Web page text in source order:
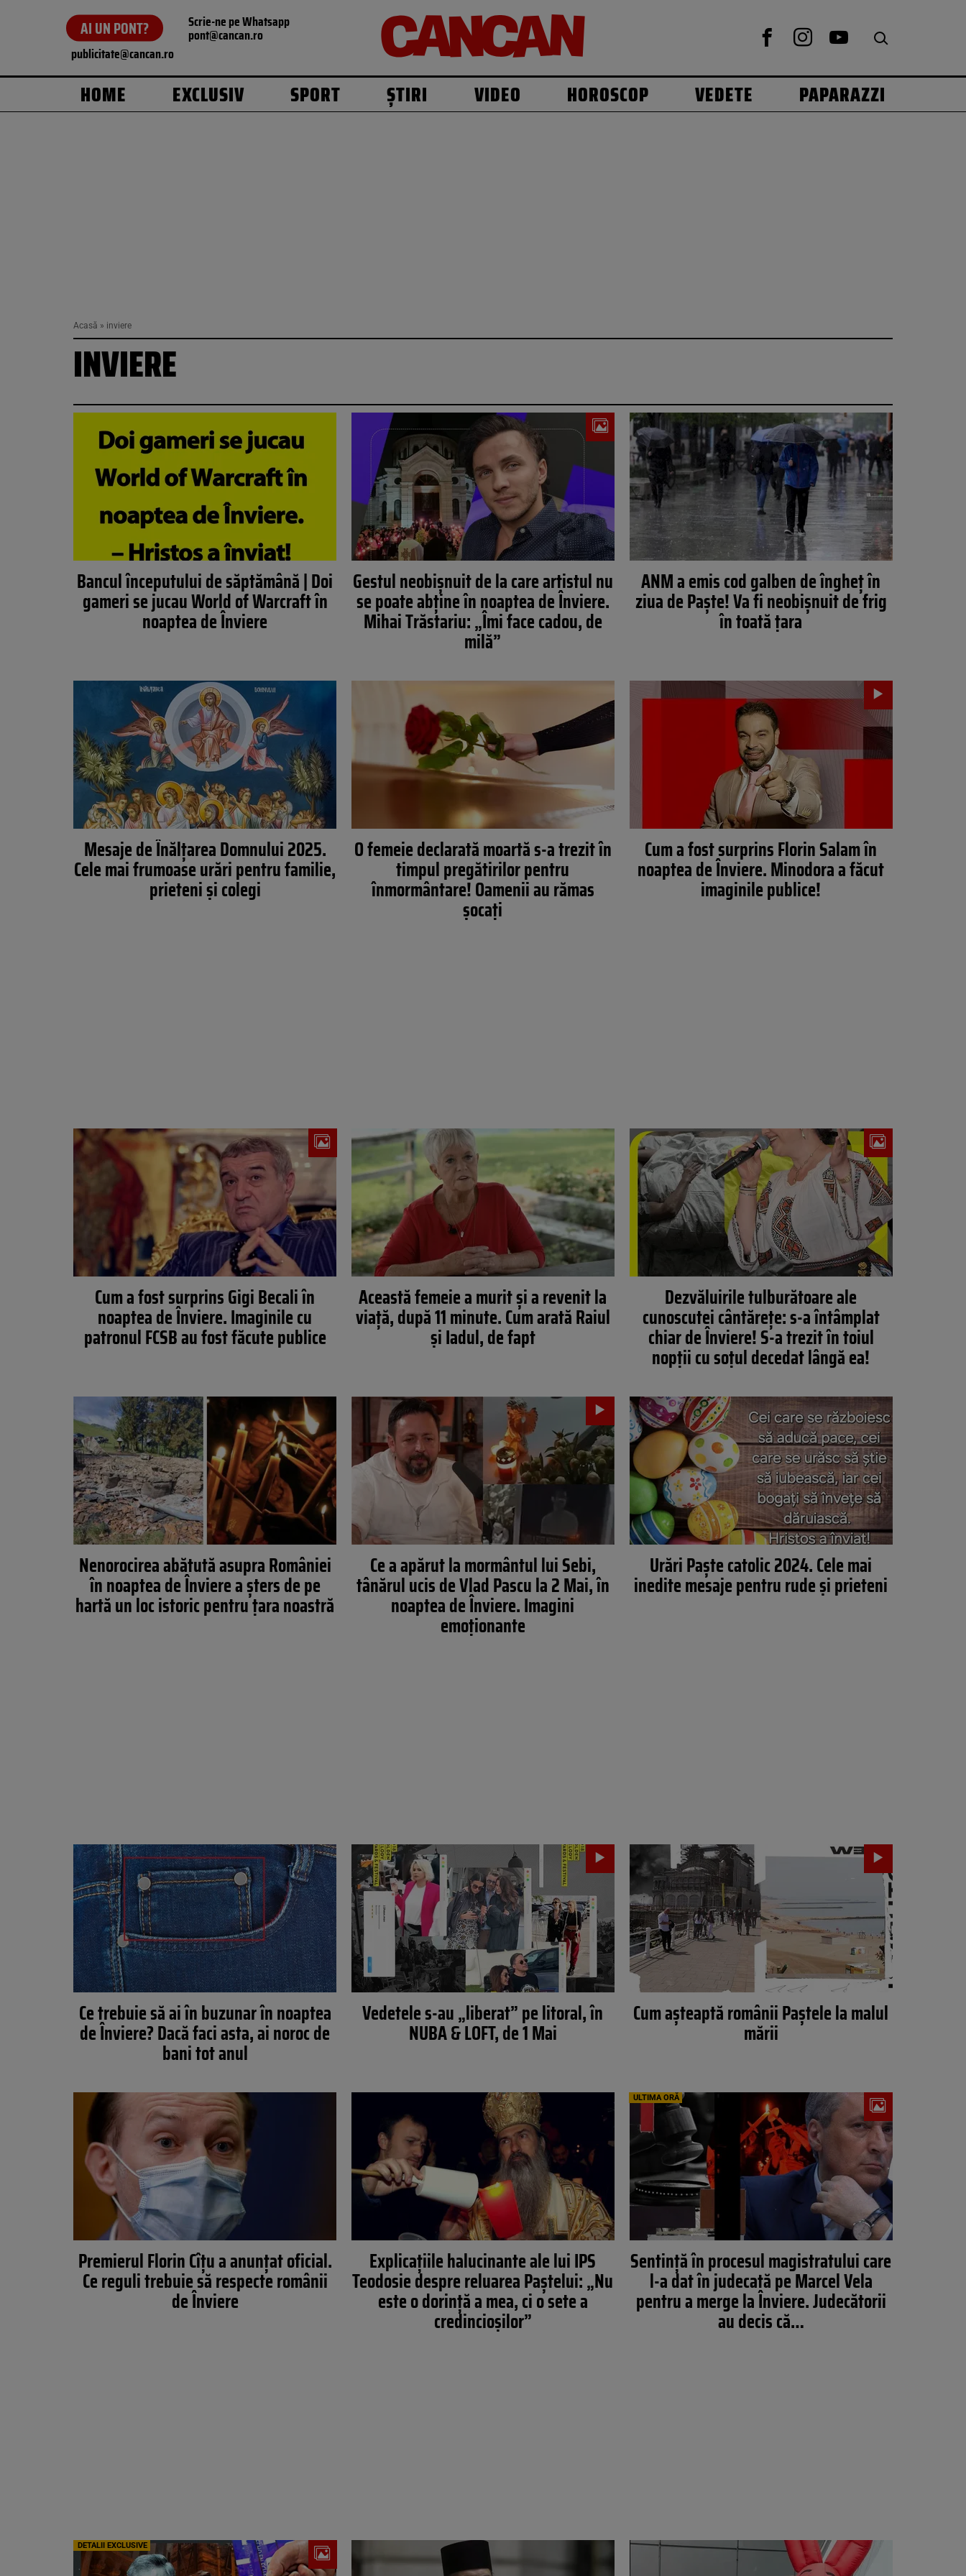
AI UN PONT? Scrie-ne pe Whatsapp
pont@cancan.ro
publicitate@cancan.ro
HOME EXCLUSIV SPORT ȘTIRI VIDEO HOROSCOP VEDETE PAPARAZZI
Acasă » inviere
INVIERE
Bancul începutului de săptămână | Doi
gameri se jucau World of Warcraft în
noaptea de Înviere
Gestul neobișnuit de la care artistul nu
se poate abține în noaptea de Înviere.
Mihai Trăstariu: „Îmi face cadou, de
milă”
ANM a emis cod galben de îngheț în
ziua de Paște! Va fi neobișnuit de frig
în toată țara
Mesaje de Înălțarea Domnului 2025.
Cele mai frumoase urări pentru familie,
prieteni și colegi
O femeie declarată moartă s-a trezit în
timpul pregătirilor pentru
înmormântare! Oamenii au rămas
șocați
Cum a fost surprins Florin Salam în
noaptea de Înviere. Minodora a făcut
imaginile publice!
Cum a fost surprins Gigi Becali în
noaptea de Înviere. Imaginile cu
patronul FCSB au fost făcute publice
Această femeie a murit și a revenit la
viață, după 11 minute. Cum arată Raiul
și Iadul, de fapt
Dezvăluirile tulburătoare ale
cunoscutei cântărețe: s-a întâmplat
chiar de Înviere! S-a trezit în toiul
nopții cu soțul decedat lângă ea!
Nenorocirea abătută asupra României
în noaptea de Înviere a șters de pe
hartă un loc istoric pentru țara noastră
Ce a apărut la mormântul lui Sebi,
tânărul ucis de Vlad Pascu la 2 Mai, în
noaptea de Înviere. Imagini
emoționante
Urări Paște catolic 2024. Cele mai
inedite mesaje pentru rude și prieteni
Ce trebuie să ai în buzunar în noaptea
de Înviere? Dacă faci asta, ai noroc de
bani tot anul
Vedetele s-au „liberat” pe litoral, în
NUBA & LOFT, de 1 Mai
Cum așteaptă românii Paștele la malul
mării
Premierul Florin Cîțu a anunțat oficial.
Ce reguli trebuie să respecte românii
de Înviere
Explicațiile halucinante ale lui IPS
Teodosie despre reluarea Paștelui: „Nu
este o dorinţă a mea, ci o sete a
credincioşilor”
ULTIMA ORĂ
Sentință în procesul magistratului care
l-a dat în judecată pe Marcel Vela
pentru a merge la Înviere. Judecătorii
au decis că…
DETALII EXCLUSIVE